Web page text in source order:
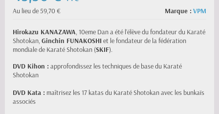
Marque : VPM
Au lieu de 59,70 €
Hirokazu KANAZAWA, 10eme Dan a été l’élève du fondateur du Karaté
Shotokan, Ginchin FUNAKOSHI et le fondateur de la fédération
mondiale de Karaté Shotokan (SKIF).
DVD Kihon : approfondissez les techniques de base du Karaté
Shotokan
DVD Kata : maîtrisez les 17 katas du Karaté Shotokan avec les bunkaïs
associés